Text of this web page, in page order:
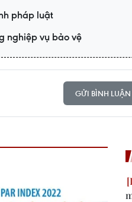
pháp luật
nghiệp vụ bảo vệ
GỬI BÌNH LUẬN